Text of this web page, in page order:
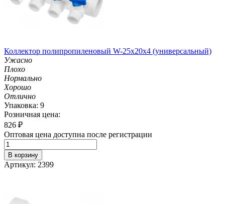
Коллектор полипропиленовый W-25х20х4 (универсальный)
Ужасно
Плохо
Нормально
Хорошо
Отлично
Упаковка: 9
Розничная цена:
826 ₽
Оптовая цена доступна после регистрации
В корзину
Артикул: 2399